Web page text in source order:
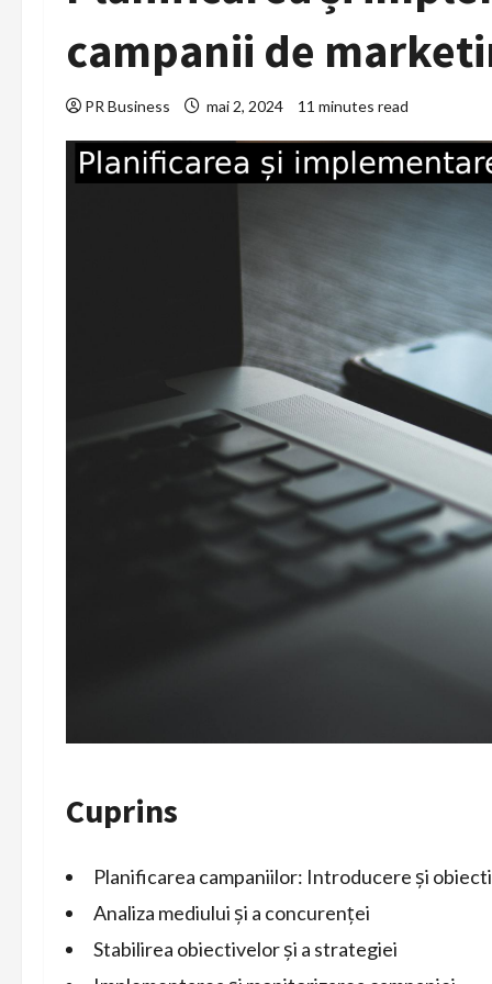
campanii de
PR Business mai 2, 2024 11 minutes read
Cuprins
Planificarea campaniilor: Introducere și
Analiza mediului și a concurenței
Stabilirea obiectivelor și a strategiei